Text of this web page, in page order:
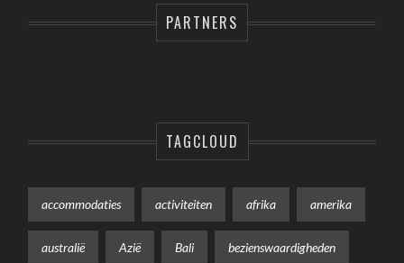
PARTNERS
TAGCLOUD
accommodaties activiteiten afrika amerika
australië Azië Bali bezienswaardigheden